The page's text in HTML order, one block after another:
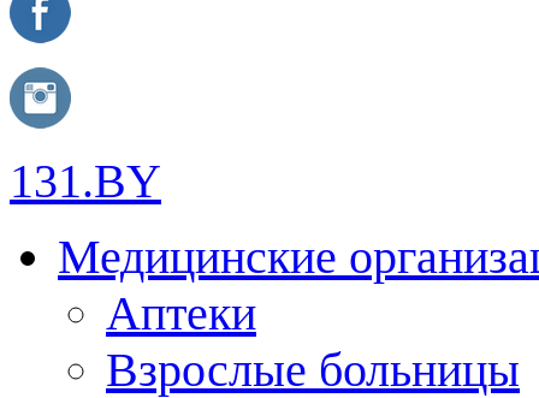
131.BY
Медицинские
Аптеки
Взрослые больницы